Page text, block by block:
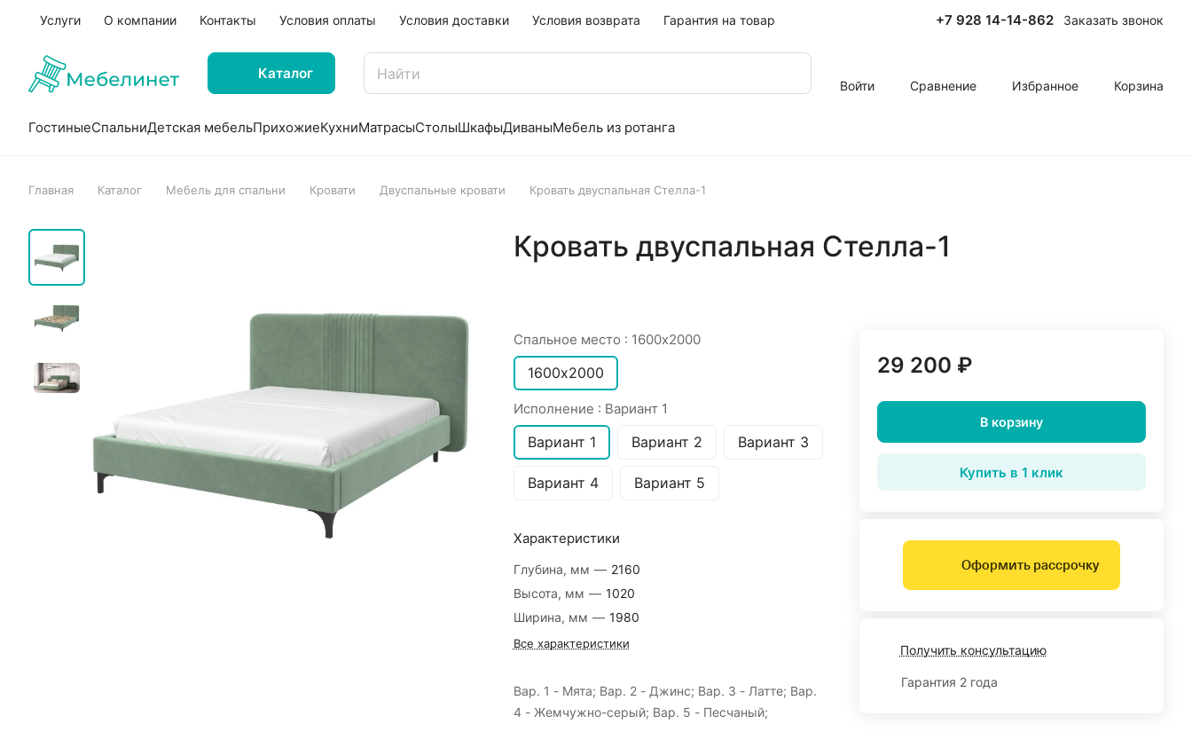
Услуги О компании Контакты Условия оплаты Условия доставки Условия возврата Гарантия на товар +7 928 14-14-862 Заказать звонок
Каталог
Войти Сравнение Избранное Корзина
ГостиныеСпальниДетская мебельПрихожиеКухниМатрасыСтолыШкафыДиваныМебель из ротанга
Главная Каталог Мебель для спальни Кровати Двуспальные кровати Кровать двуспальная Стелла-1
Кровать двуспальная Стелла-1
Спальное место : 1600х2000
1600х2000
Исполнение : Вариант 1
Вариант 1 Вариант 2 Вариант 3
Вариант 4 Вариант 5
Характеристики
Глубина, мм — 2160
Высота, мм — 1020
Ширина, мм — 1980
Все характеристики
Вар. 1 - Мята; Вар. 2 - Джинс; Вар. 3 - Латте; Вар.
4 - Жемчужно-серый; Вар. 5 - Песчаный;
29 200 ₽
В корзину
Купить в 1 клик
Оформить рассрочку
Получить консультацию
Гарантия 2 года